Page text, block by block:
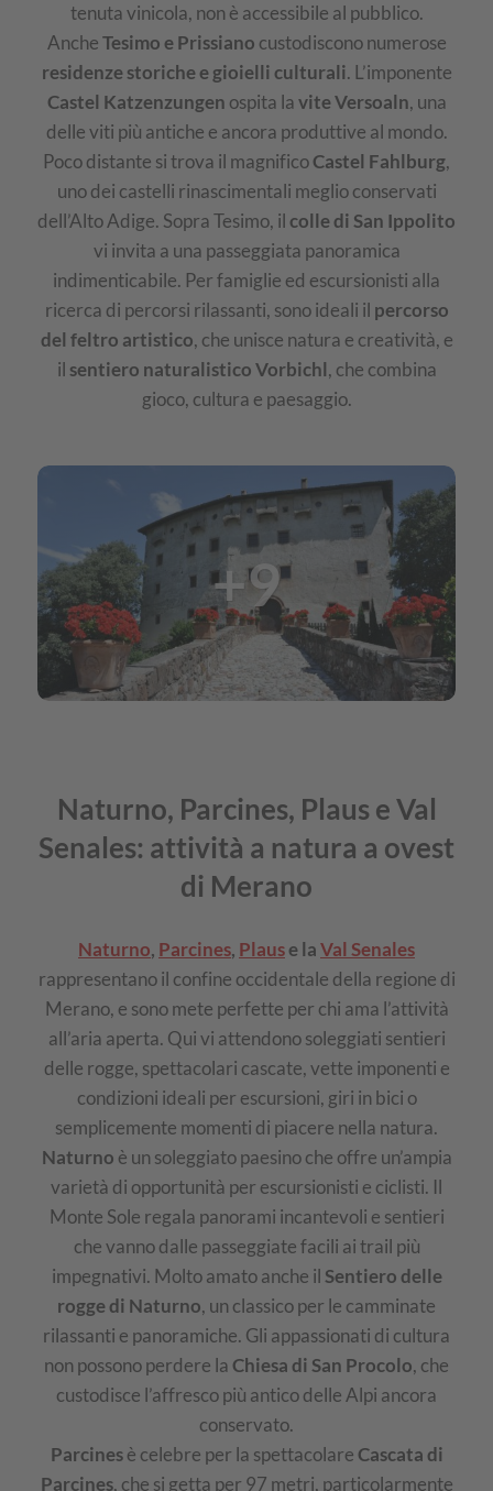
tenuta vinicola, non è accessibile al pubblico.
AncheTesimo e Prissiano custodiscono numerose
residenze storiche e gioielli culturali. L’imponente
Castel Katzenzungen ospita lavite Versoaln, una
delle viti più antiche e ancora produttive al mondo.
Poco distante si trova il magnificoCastel Fahlburg,
uno dei castelli rinascimentali meglio conservati
dell’Alto Adige. Sopra Tesimo, il colle di San Ippolito
vi invita a una passeggiata panoramica
indimenticabile. Per famiglie ed escursionisti alla
ricerca di percorsi rilassanti, sono ideali il percorso
del feltro artistico, che unisce natura e creatività, e
il sentiero naturalistico Vorbichl, che combina
gioco, cultura e paesaggio.
IMG
Nalles,
Tesimo
e
Prissiano
+9
Naturno, Parcines, Plaus e Val
Senales: attività a natura a ovest
di Merano
Naturno, Parcines, Plause laVal Senales
rappresentano il confine occidentale della regione di
Merano, e sono mete perfette per chi ama l’attività
all’aria aperta. Qui vi attendono soleggiati sentieri
delle rogge, spettacolari cascate, vette imponenti e
condizioni ideali per escursioni, giri in bici o
semplicemente momenti di piacere nella natura.
Naturno è un soleggiato paesino che offre un’ampia
varietà di opportunità per escursionisti e ciclisti. Il
Monte Sole regala panorami incantevoli e sentieri
che vanno dalle passeggiate facili ai trail più
impegnativi. Molto amato anche ilSentiero delle
rogge di Naturno, un classico per le camminate
rilassanti e panoramiche. Gli appassionati di cultura
non possono perdere la Chiesa di San Procolo, che
custodisce l’affresco più antico delle Alpi ancora
conservato.
Parcinesè celebre per la spettacolare Cascata di
Parcines, che si getta per 97 metri, particolarmente